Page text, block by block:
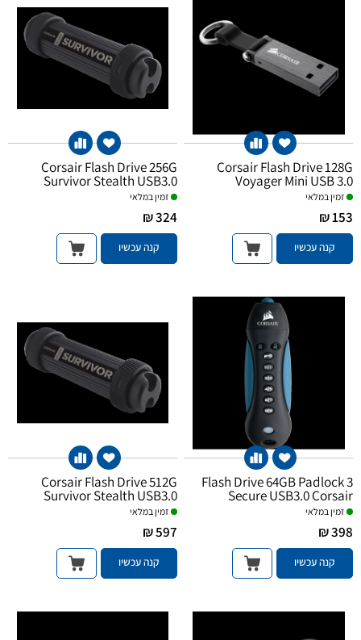
Corsair Flash Drive 128G
Voyager Mini USB 3.0
זמין במלאי
153 ₪
קנה עכשיו
Corsair Flash Drive 256G
Survivor Stealth USB3.0
זמין במלאי
324 ₪
קנה עכשיו
Flash Drive 64GB Padlock 3
Secure USB3.0 Corsair
זמין במלאי
398 ₪
קנה עכשיו
Corsair Flash Drive 512G
Survivor Stealth USB3.0
זמין במלאי
597 ₪
קנה עכשיו